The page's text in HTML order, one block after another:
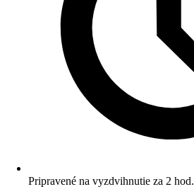
Pripravené na vyzdvihnutie za 2 hod.